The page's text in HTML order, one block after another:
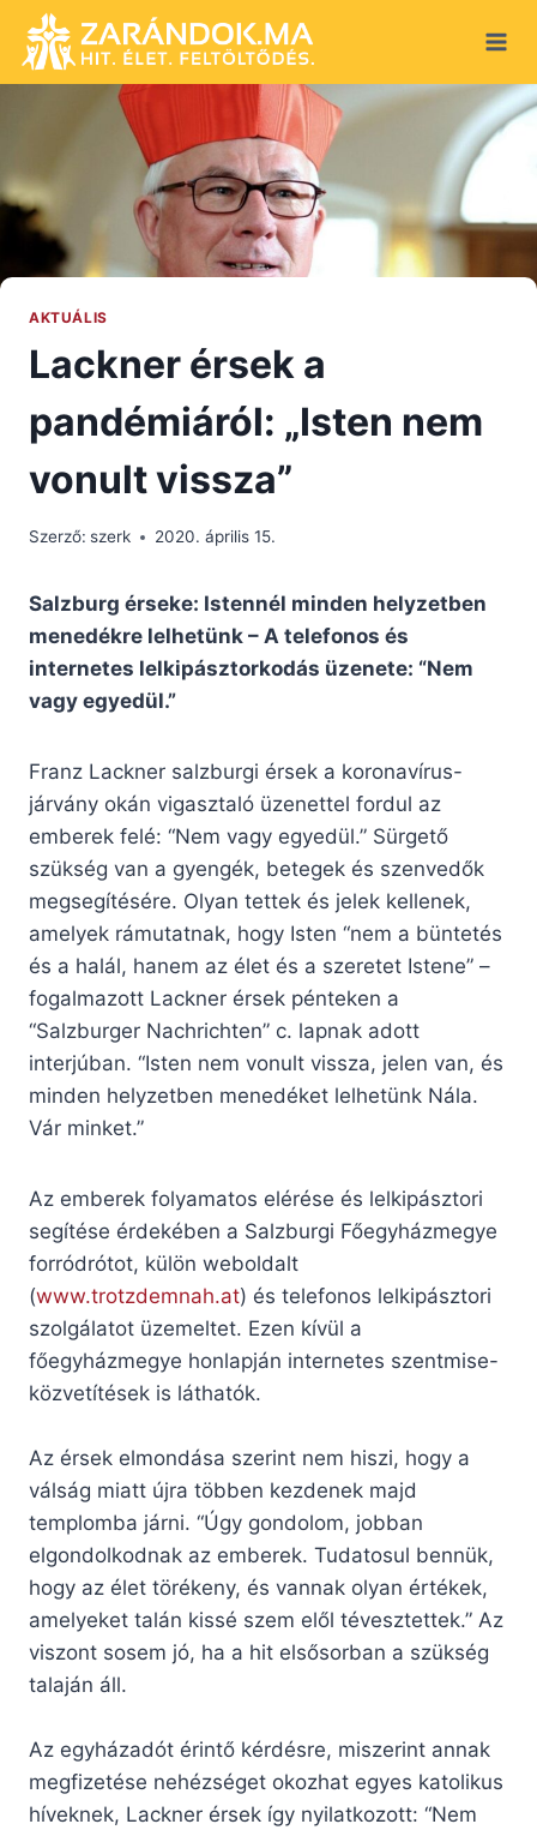
content
AKTUÁLIS
Lackner érsek a
pandémiáról: „Isten nem
vonult vissza”
Szerző: szerk 2020. április 15.
Salzburg érseke: Istennél minden helyzetben
menedékre lelhetünk – A telefonos és
internetes lelkipásztorkodás üzenete: “Nem
vagy egyedül.”
Franz Lackner salzburgi érsek a koronavírus-
járvány okán vigasztaló üzenettel fordul az
emberek felé: “Nem vagy egyedül.” Sürgető
szükség van a gyengék, betegek és szenvedők
megsegítésére. Olyan tettek és jelek kellenek,
amelyek rámutatnak, hogy Isten “nem a büntetés
és a halál, hanem az élet és a szeretet Istene” –
fogalmazott Lackner érsek pénteken a
“Salzburger Nachrichten” c. lapnak adott
interjúban. “Isten nem vonult vissza, jelen van, és
minden helyzetben menedéket lelhetünk Nála.
Vár minket.”
Az emberek folyamatos elérése és lelkipásztori
segítése érdekében a Salzburgi Főegyházmegye
forródrótot, külön weboldalt
(www.trotzdemnah.at) és telefonos lelkipásztori
szolgálatot üzemeltet. Ezen kívül a
főegyházmegye honlapján internetes szentmise-
közvetítések is láthatók.
Az érsek elmondása szerint nem hiszi, hogy a
válság miatt újra többen kezdenek majd
templomba járni. “Úgy gondolom, jobban
elgondolkodnak az emberek. Tudatosul bennük,
hogy az élet törékeny, és vannak olyan értékek,
amelyeket talán kissé szem elől tévesztettek.” Az
viszont sosem jó, ha a hit elsősorban a szükség
talaján áll.
Az egyházadót érintő kérdésre, miszerint annak
megfizetése nehézséget okozhat egyes katolikus
híveknek, Lackner érsek így nyilatkozott: “Nem